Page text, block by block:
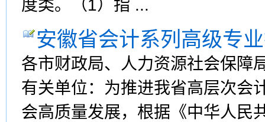
度类。（1）指 ...
安徽省会计系列高级专
各市财政局、人力资源社会保障
有关单位：为推进我省高层次会
会高质量发展，根据《中华人民